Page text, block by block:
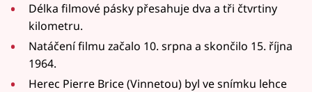
Délka filmové pásky přesahuje dva a tři čtvrtiny
kilometru.
Natáčení filmu začalo 10. srpna a skončilo 15. října
1964.
Herec Pierre Brice (Vinnetou) byl ve snímku lehce